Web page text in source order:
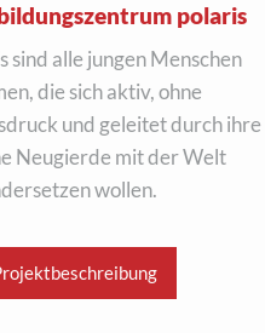
polaris
sind alle jungen Menschen
die sich aktiv, ohne
und geleitet durch ihre
Neugierde mit der Welt
wollen.